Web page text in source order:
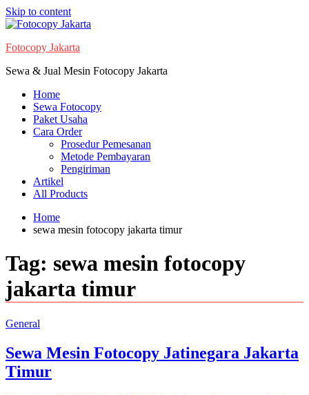
Skip to content
Fotocopy Jakarta
Sewa & Jual Mesin Fotocopy Jakarta
Home
Sewa Fotocopy
Paket Usaha
Cara Order
Prosedur Pemesanan
Metode Pembayaran
Pengiriman
Artikel
All Products
Home
sewa mesin fotocopy jakarta timur
Tag: sewa mesin fotocopy
jakarta timur
General
Sewa Mesin Fotocopy Jatinegara Jakarta
Timur